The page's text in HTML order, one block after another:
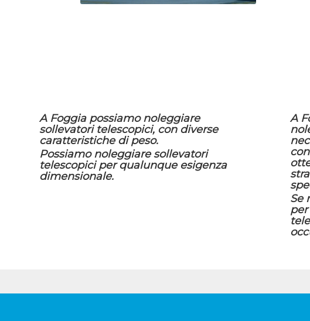
A Foggia possiamo noleggiare
sollevatori telescopici, con diverse
caratteristiche di peso.
Possiamo noleggiare sollevatori
telescopici per qualunque esigenza
dimensionale.
A
Se